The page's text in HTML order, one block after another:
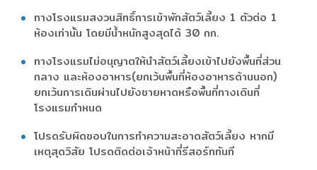
ทางโรงแรมสงวนสิทธิ์การเข้าพักสัตว์เลี้ยง 1 ตัวต่อ 1
ห้องเท่านั้น โดยมีน้ำหนักสูงสุดได้ 30 กก.
ทางโรงแรมไม่อนุญาตให้นำสัตว์เลี้ยงเข้าไปยังพื้นที่ส่วน
กลาง และห้องอาหาร(ยกเว้นพื้นที่ห้องอาหารด้านนอก)
ยกเว้นการเดินผ่านไปยังชายหาดหรือพื้นที่ทางเดินที่
โรงแรมกำหนด
โปรดรับผิดชอบในการทำความสะอาดสัตว์เลี้ยง หากมี
เหตุสุดวิสัย โปรดติดต่อเจ้าหน้าที่รีสอร์ททันที